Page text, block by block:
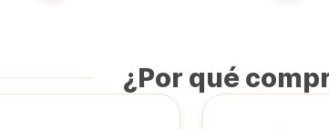
¿Por qué